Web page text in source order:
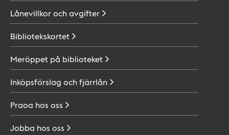
Lånevillkor ochavgifter
Bibliotekskortet
Meröppet på biblioteket
Inköpsförslag ochfjärrlån
Praoa hos oss
Jobba hos oss